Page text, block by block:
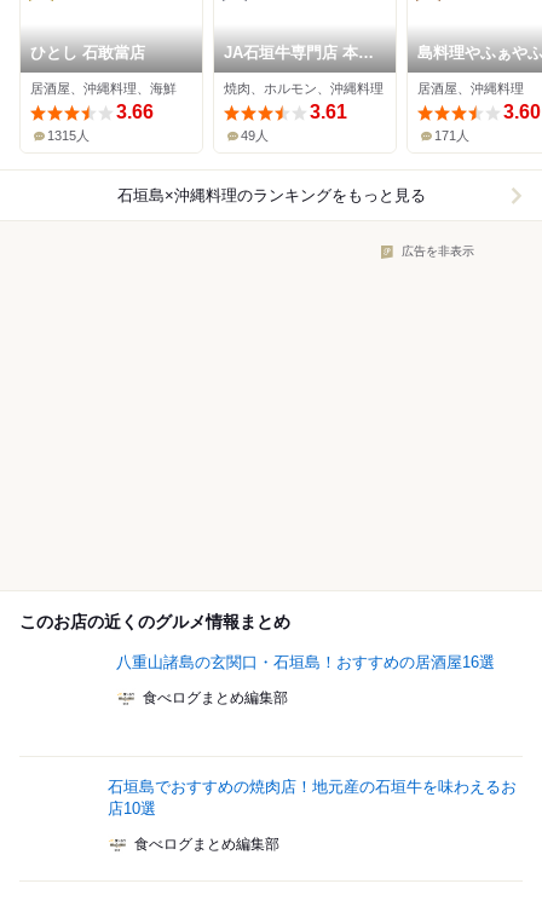
ひとし 石敢當店
居酒屋、沖縄料理、海鮮
3.66
1315人
JA石垣牛専門店 本格
炭火焼肉わたなべ
焼肉、ホルモン、沖縄料理
3.61
49人
島料理やふぁや
居酒屋、沖縄料理
3.60
171人
石垣島×沖縄料理のランキングをもっと見る
広告を非表示
このお店の近くのグルメ情報まとめ
八重山諸島の玄関口・石垣島！おすすめの居酒屋16選
食べログまとめ編集部
石垣島でおすすめの焼肉店！地元産の石垣牛を味わえるお
店10選
食べログまとめ編集部